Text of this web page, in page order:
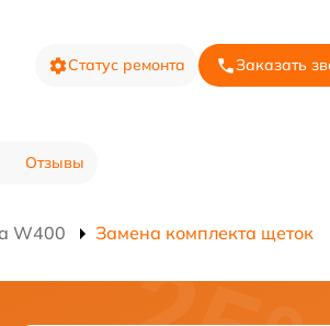
Статус ремонта Заказать
Отзывы
W400 Замена комплекта щеток